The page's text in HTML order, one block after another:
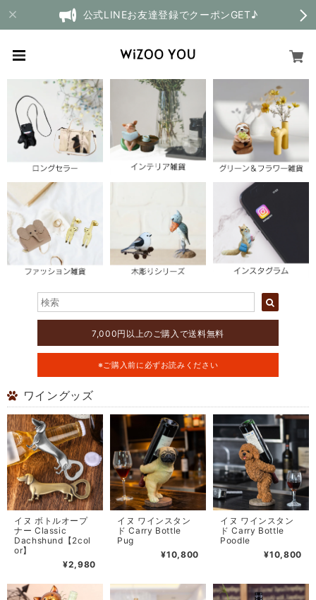
公式LINEお友達登録でクーポンGET♪
7,000円以上のご購入で送料無料
※ご購入前に必ずお読みください
ワイングッズ
イヌ ボトルオープ
ナー Classic
Dachshund【2col
or】
¥2,980
イヌ ワインスタン
ド Carry Bottle
Pug
¥10,800
イヌ ワインスタン
ド Carry Bottle
Poodle
¥10,800